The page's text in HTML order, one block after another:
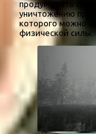
продумывать
уничтожению
которого можно
физической силы.